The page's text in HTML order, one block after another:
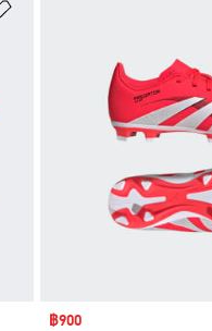
Sale price
฿900